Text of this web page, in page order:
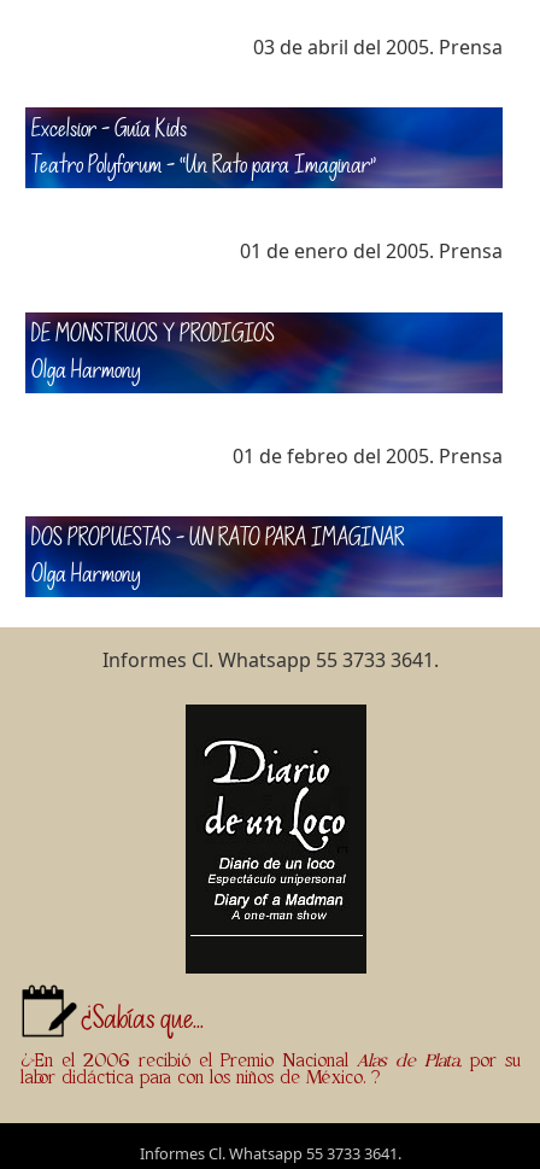
03 de abril del 2005. Prensa
Excelsior – Guía Kids
Teatro Polyforum – “Un Rato para Imaginar”
01 de enero del 2005. Prensa
DE MONSTRUOS Y PRODIGIOS
Olga Harmony
01 de febreo del 2005. Prensa
DOS PROPUESTAS – UN RATO PARA IMAGINAR
Olga Harmony
Informes Cl. Whatsapp 55 3733 3641.
¿Sabías que...
¿>En el 2006 recibió el Premio Nacional Alas de Plata, por su
labor didáctica para con los niños de México. ?
Informes Cl. Whatsapp 55 3733 3641.